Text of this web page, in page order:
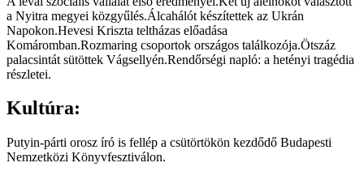
a Nyitra megyei közgyűlés.Álcahálót készítettek az Ukrán
Napokon.Hevesi Kriszta teltházas előadása
Komáromban.Rozmaring csoportok országos találkozója.Ötszáz
palacsintát sütöttek Vágsellyén.Rendőrségi napló: a hetényi tragédia
részletei.
Kultúra:
Putyin-párti orosz író is fellép a csütörtökön kezdődő Budapesti
Nemzetközi Könyvfesztiválon.